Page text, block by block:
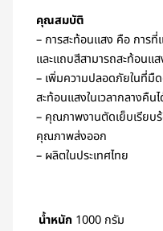
คุณสมบัติ
– การสะท้อนแสง คือ การที่
และแถบสีสามารถสะท้อนแ
– เพิ่มความปลอดภัยในที่มื
สะท้อนแสงในเวลากลางคืน
– คุณภาพงานตัดเย็บเรียบ
คุณภาพส่งออก
– ผลิตในประเทศไทย
น้ำหนัก 1000 กรัม